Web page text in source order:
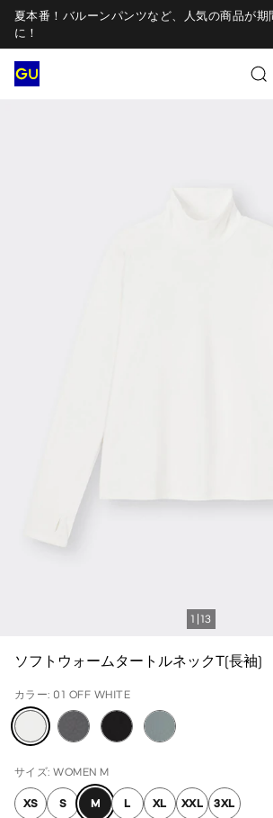
夏本番！バルーンパンツなど、人気の商品が期
に！
1 13
ソフトウォームタートルネックT(長袖)
カラー: 01 OFF WHITE
サイズ: WOMEN M
XS S M L XL XXL 3XL